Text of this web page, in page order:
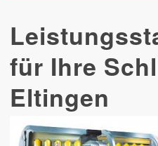
für Ihre
Eltingen